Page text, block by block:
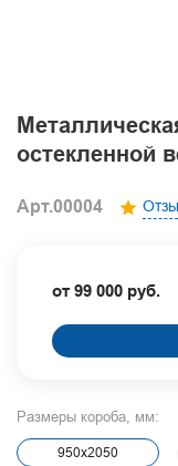
остекленной
Арт.00004
от 99 000 руб.
Размеры короба, мм:
950х2050